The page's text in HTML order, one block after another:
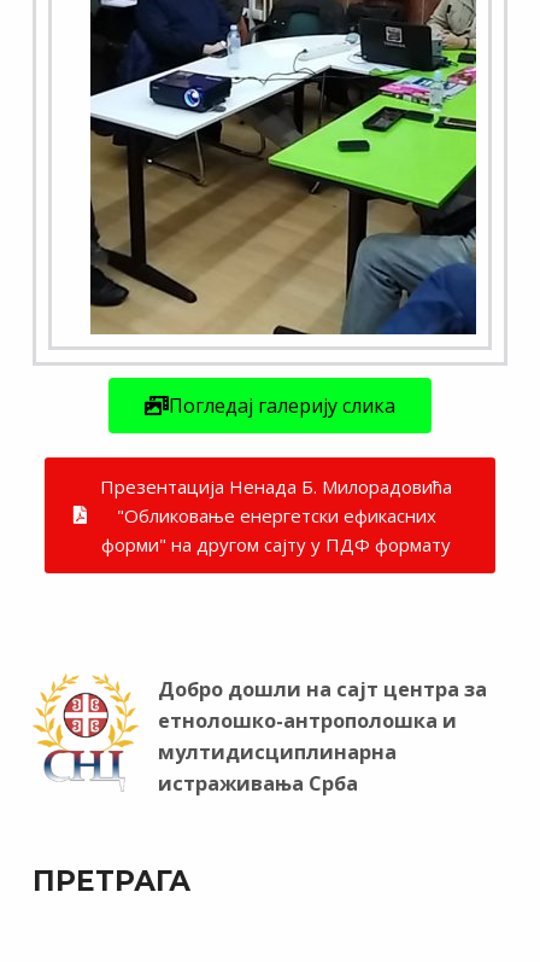
Погледај галерију слика
Презентација Ненада Б. Милорадовића
"Обликовање енергетски ефикасних
форми" на другом сајту у ПДФ формату
Добро дошли на сајт центра за
етнолошко-антрополошка и
мултидисциплинарна
истраживања Срба
ПРЕТРАГА